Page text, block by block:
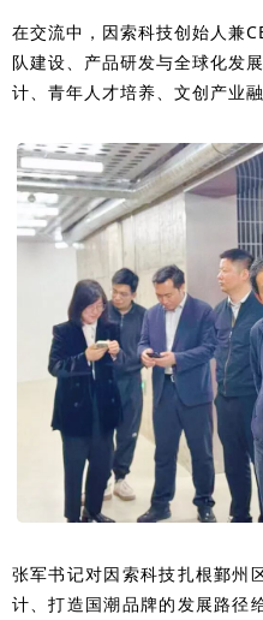
在交流中， 因索科技创始人兼
队建设、产品研发与全球化发
计、青年人才培养、文创产业
张军书记对因索科技扎根鄞州
计、打造国潮品牌的发展路径